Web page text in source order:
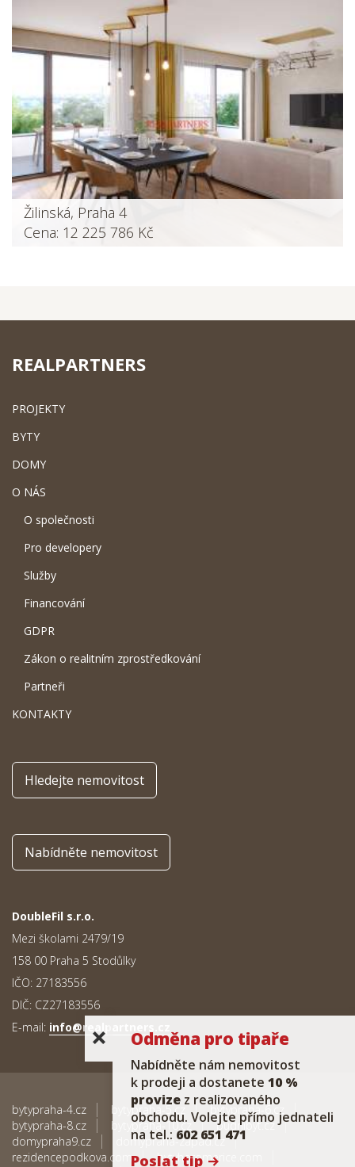
Žilinská, Praha 4
Cena: 12 225 786 Kč
REALPARTNERS
PROJEKTY
BYTY
DOMY
O NÁS
O společnosti
Pro developery
Služby
Financování
GDPR
Zákon o realitním zprostředkování
Partneři
KONTAKTY
Hledejte nemovitost
Nabídněte nemovitost
DoubleFil s.r.o.
Mezi školami 2479/19
158 00 Praha 5 Stodůlky
IČO: 27183556
DIČ: CZ27183556
E-mail: info@realpartners.cz
bytypraha-4.cz bytypraha-5.cz
bytypraha-6.cz
bytypraha-8.cz
bytypraha-10.cz
pudnibyt.cz
domypraha9.cz
domypraha-zapad.cz
rezidencepodkova.com
bytyhoromerice.com
Odměna pro tipaře
Nabídněte nám nemovitost
k prodeji a dostanete 10 %
provize z realizovaného
obchodu. Volejte přímo jednateli
na tel.: 602 651 471
Poslat tip